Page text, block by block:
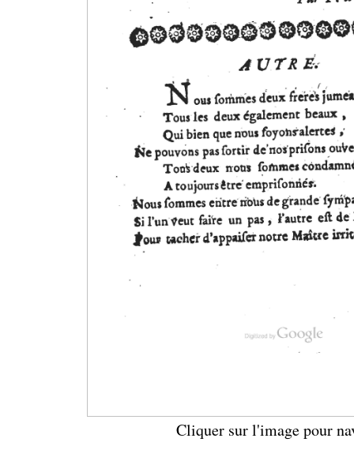
Cliquer sur l'image pour